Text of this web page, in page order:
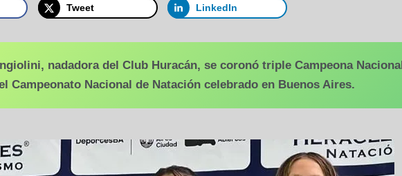
Tweet LinkedIn
nadadora del Club Huracán, se coronó triple Campeona Nacional
Campeonato Nacional de Natación celebrado en Buenos Aires.